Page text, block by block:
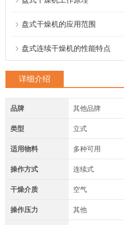
盘式干燥机的应用范围
盘式连续干燥机的性能特点
详细介绍
品牌 其他品牌
类型 立式
适用物料 多种可用
操作方式 连续式
干燥介质 空气
操作压力 其他